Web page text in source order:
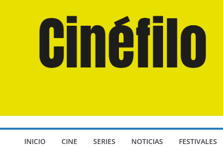
INICIO CINE SERIES NOTICIAS FESTIVALES